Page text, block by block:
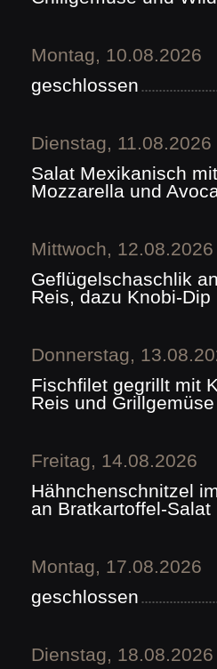
Montag, 10.08.2026
geschlossen
Dienstag, 11.08.2026
Salat Mexikanisch
Mozzarella und
Mittwoch, 12.08.2026
Geflügelschaschlik
Reis, dazu Knobi-Dip
Donnerstag,
Fischfilet gegrillt mit
Reis und Grillgemüse
Freitag, 14.08.2026
Hähnchenschnitzel
an Bratkartoffel-Salat
Montag, 17.08.2026
geschlossen
Dienstag, 18.08.2026